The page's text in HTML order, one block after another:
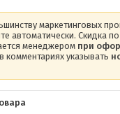
маркетинговых
автоматически. Скидка
менеджером при
комментариях указывать